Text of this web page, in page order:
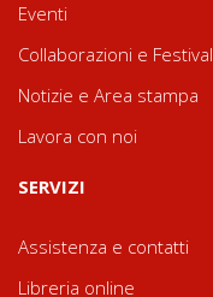
Eventi
Collaborazioni e Festival
Notizie e Area stampa
Lavora con noi
SERVIZI
Assistenza e contatti
Libreria online